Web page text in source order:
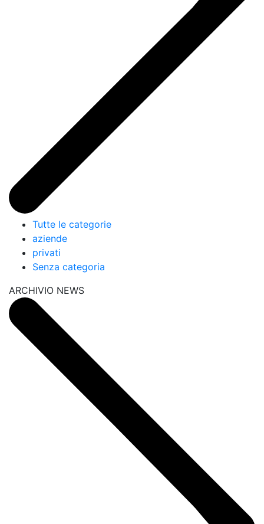
Tutte le categorie
aziende
privati
Senza categoria
ARCHIVIO NEWS